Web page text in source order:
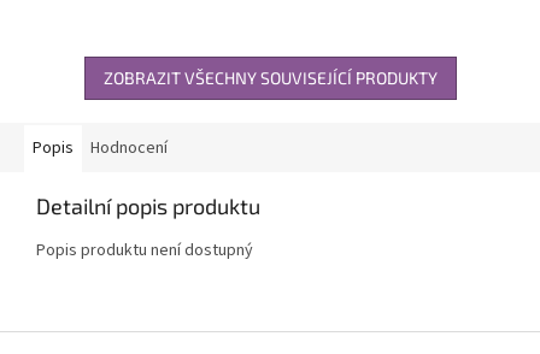
ZOBRAZIT VŠECHNY SOUVISEJÍCÍ PRODUKTY
Popis Hodnocení
Detailní popis produktu
Popis produktu není dostupný